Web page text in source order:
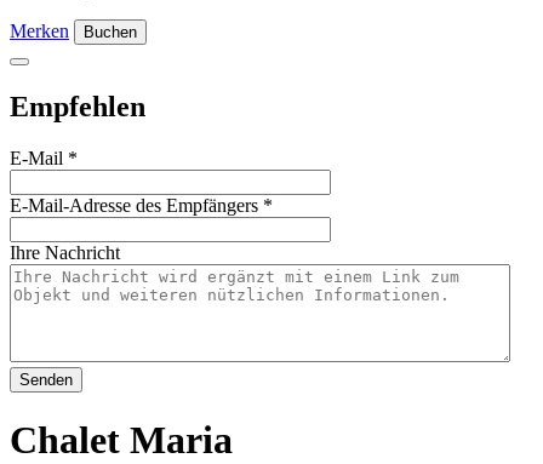
Merken Buchen
Empfehlen
E-Mail *
E-Mail-Adresse des Empfängers *
Ihre Nachricht
Senden
Chalet Maria